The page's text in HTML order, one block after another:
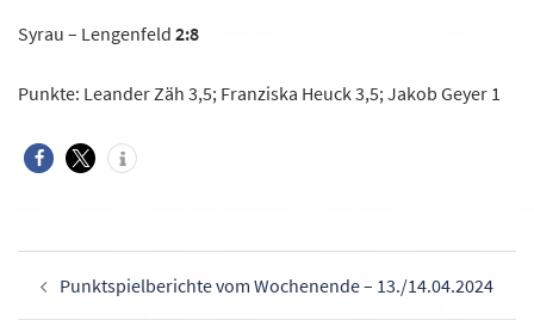
Syrau – Lengenfeld 2:8
Punkte: Leander Zäh 3,5; Franziska Heuck 3,5; Jakob Geyer 1
Punktspielberichte vom Wochenende – 13./14.04.2024